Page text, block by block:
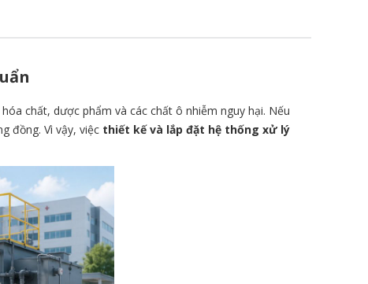
chất, dược phẩm và các chất ô nhiễm nguy hại. Nếu
đồng. Vì vậy, việc thiết kế và lắp đặt hệ thống xử lý